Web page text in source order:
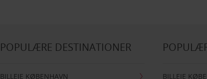
POPULÆRE DESTINATIONER
BILLEJE KØBENHAVN BILLEJE